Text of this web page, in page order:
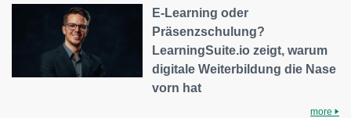
E-Learning oder
Präsenzschulung?
LearningSuite.io zeigt, warum
digitale Weiterbildung die Nase
vorn hat
more